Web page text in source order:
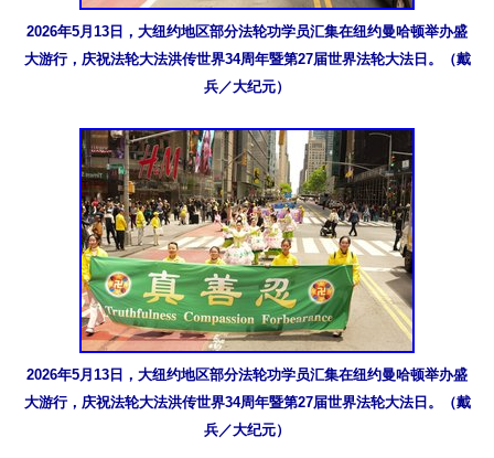
2026年5月13日，大纽约地区部分法轮功学员汇集在纽约曼哈顿举办盛
大游行，庆祝法轮大法洪传世界34周年暨第27届世界法轮大法日。（戴
兵／大纪元）
2026年5月13日，大纽约地区部分法轮功学员汇集在纽约曼哈顿举办盛
大游行，庆祝法轮大法洪传世界34周年暨第27届世界法轮大法日。（戴
兵／大纪元）